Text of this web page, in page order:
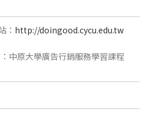
： http://doingood.cycu.edu.tw
中原大學廣告行銷服務學習課程